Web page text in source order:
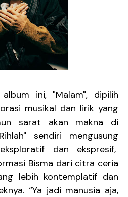
ini, "Malam", dipilih
musikal dan lirik yang
sarat akan makna di
sendiri mengusung
dan ekspresif,
Bisma dari citra ceria
lebih kontemplatif dan
“Ya jadi manusia aja,